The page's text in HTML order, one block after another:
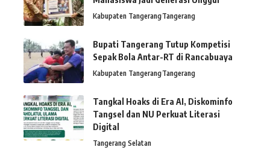
Kabupaten TangerangTangerang
Bupati Tangerang Tutup Kompetisi
Sepak Bola Antar-RT di Rancabuaya
Kabupaten TangerangTangerang
Tangkal Hoaks di Era AI, Diskominfo
Tangsel dan NU Perkuat Literasi
Digital
Tangerang Selatan